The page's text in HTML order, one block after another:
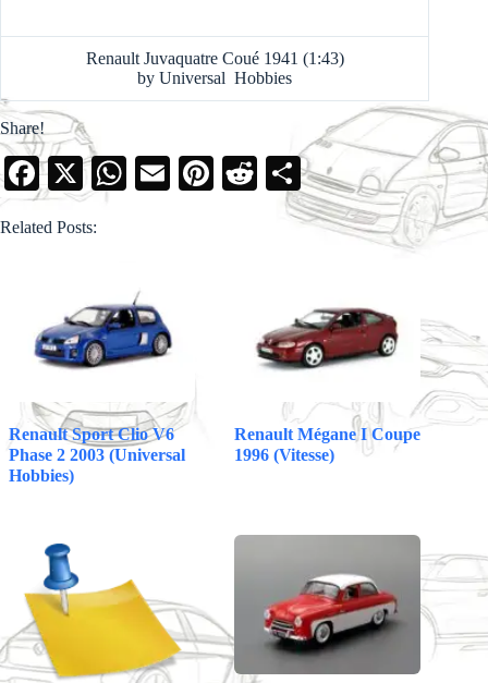
Renault Juvaquatre Coué 1941 (1:43)
by Universal Hobbies
Share!
Fa
ce
bo
X
W
pp
E
Pi
R
ed
S
ha
Related Posts:
Renault Sport Clio V6
Phase 2 2003 (Universal
Hobbies)
Renault Mégane I Coupe
1996 (Vitesse)